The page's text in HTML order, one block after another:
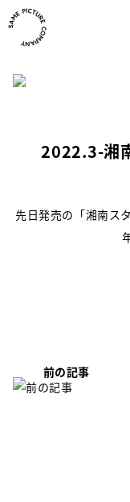
Skip
to
content
2022.3-湘
先日発売の「湘南ス
前の記事